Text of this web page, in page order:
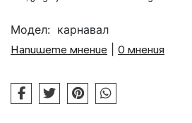
Модел: карнавал
Напишете мнение
0 мнения